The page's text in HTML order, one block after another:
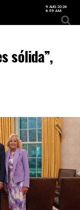
9 AUG 2026
6:59 AM
sólida”,